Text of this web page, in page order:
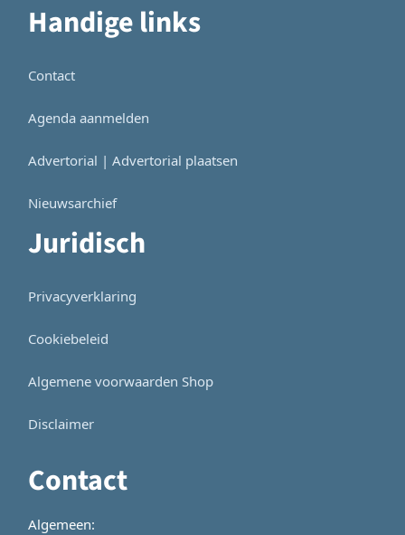
Handige links
Contact
Agenda aanmelden
Advertorial | Advertorial plaatsen
Nieuwsarchief
Juridisch
Privacyverklaring
Cookiebeleid
Algemene voorwaarden Shop
Disclaimer
Contact
Algemeen: